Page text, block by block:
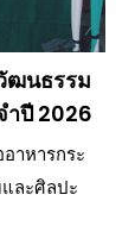
ฒนธรรม
ำปี 2026
าหารกระ
ละศิลปะ